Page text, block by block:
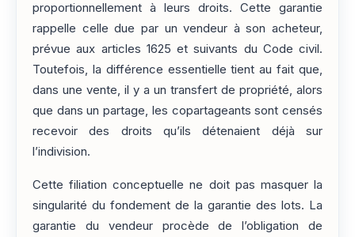
proportionnellement à leurs droits. Cette garantie
rappelle celle due par un vendeur à son acheteur,
prévue aux articles 1625 et suivants du Code civil.
Toutefois, la différence essentielle tient au fait que,
dans une vente, il y a un transfert de propriété, alors
que dans un partage, les copartageants sont censés
recevoir des droits qu’ils détenaient déjà sur
l’indivision.
Cette filiation conceptuelle ne doit pas masquer la
singularité du fondement de la garantie des lots. La
garantie du vendeur procède de l’obligation de